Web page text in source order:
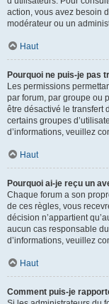
action, vous avez besoin
modérateur ou un
Haut
Pourquoi ne puis-je pas
Les permissions
par forum, par groupe ou
être désactivé le transfert
certains groupes
d’informations, veuillez
Haut
Pourquoi ai-je reçu un
Chaque forum a son
de ces règles, vous
décision n’appartient
aucun cas responsable
d’informations, veuillez
Haut
Comment puis-je